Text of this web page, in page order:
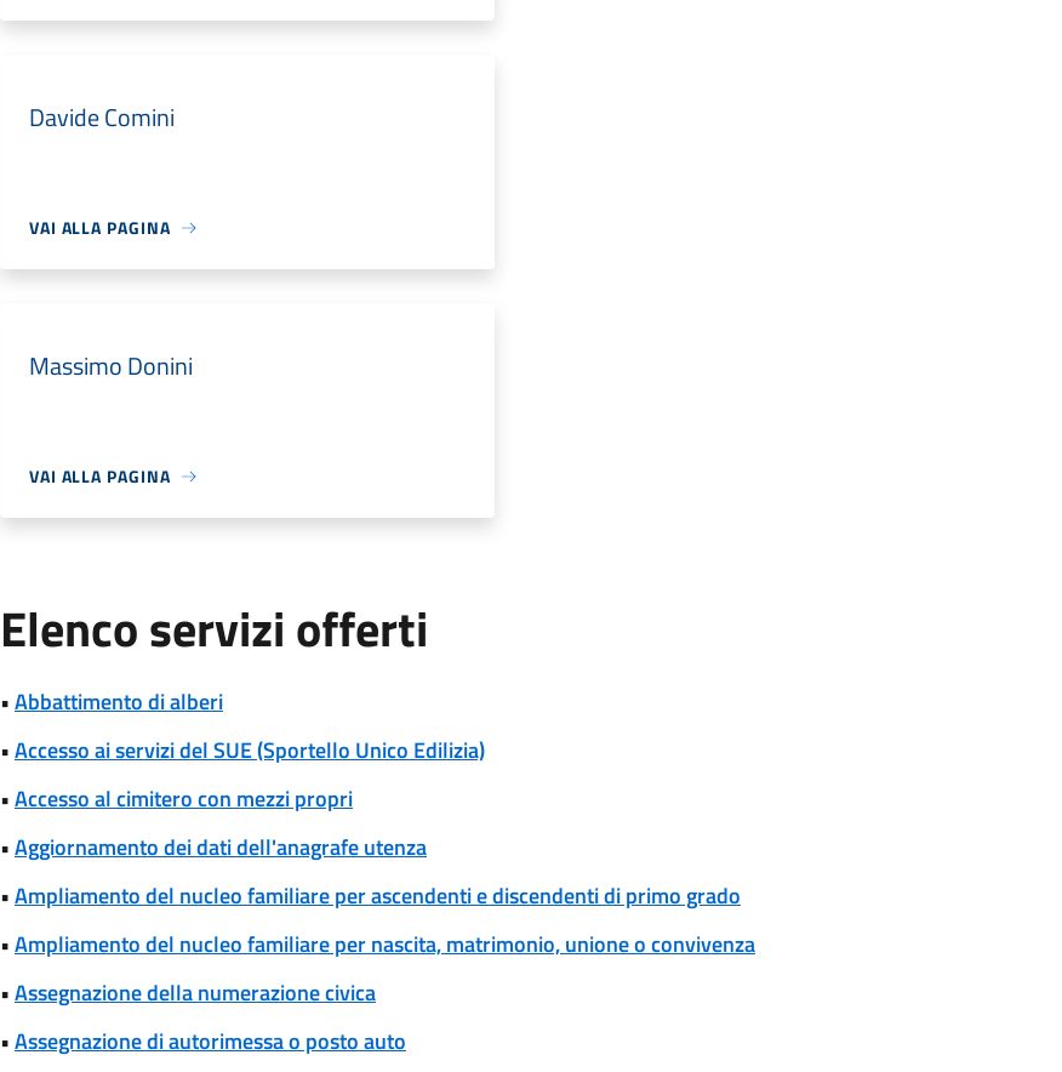
Davide Comini
VAI ALLA PAGINA
Massimo Donini
VAI ALLA PAGINA
Elenco servizi offerti
•Abbattimento di alberi
•Accesso ai servizi del SUE (Sportello Unico Edilizia)
•Accesso al cimitero con mezzi propri
•Aggiornamento dei dati dell'anagrafe utenza
•Ampliamento del nucleo familiare per ascendenti e discendenti di primo grado
•Ampliamento del nucleo familiare per nascita, matrimonio, unione o convivenza
•Assegnazione della numerazione civica
•Assegnazione di autorimessa o posto auto